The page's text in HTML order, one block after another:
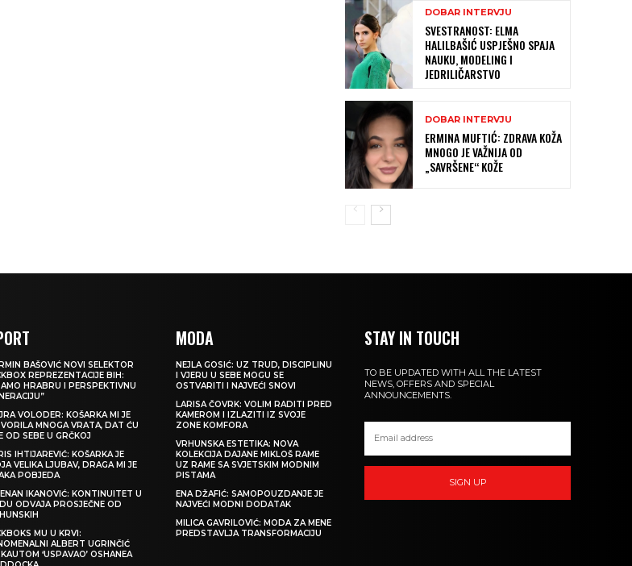
DOBAR INTERVJU
SVESTRANOST: ELMA
HALILBAŠIĆ USPJEŠNO SPAJA
NAUKU, MODELING I
JEDRILIČARSTVO
DOBAR INTERVJU
ERMINA MUFTIĆ: ZDRAVA KOŽA
MNOGO JE VAŽNIJA OD
„SAVRŠENE“ KOŽE
BAŠOVIĆ NOVI SELEKTOR
REPREZENTACIJE BIH:
HRABRU I PERSPEKTIVNU
VOLODER: KOŠARKA MI JE
MNOGA VRATA, DAT ĆU
OD SEBE U GRČKOJ
IHTIJAREVIĆ: KOŠARKA JE
VELIKA LJUBAV, DRAGA MI JE
POBJEDA
IKANOVIĆ: KONTINUITET U
ODVAJA PROSJEČNE OD
MU U KRVI:
ALBERT UGRINČIĆ
‘USPAVAO’ OSHANEA
MODA
NEJLA GOSIĆ: UZ TRUD, DISCIPLINU
I VJERU U SEBE MOGU SE
OSTVARITI I NAJVEĆI SNOVI
LARISA ČOVRK: VOLIM RADITI PRED
KAMEROM I IZLAZITI IZ SVOJE
ZONE KOMFORA
VRHUNSKA ESTETIKA: NOVA
KOLEKCIJA DAJANE MIKLOŠ RAME
UZ RAME SA SVJETSKIM MODNIM
PISTAMA
ENA DŽAFIĆ: SAMOPOUZDANJE JE
NAJVEĆI MODNI DODATAK
MILICA GAVRILOVIĆ: MODA ZA MENE
PREDSTAVLJA TRANSFORMACIJU
STAY IN TOUCH
TO BE UPDATED WITH ALL THE LATEST
NEWS, OFFERS AND SPECIAL
ANNOUNCEMENTS.
SIGN UP